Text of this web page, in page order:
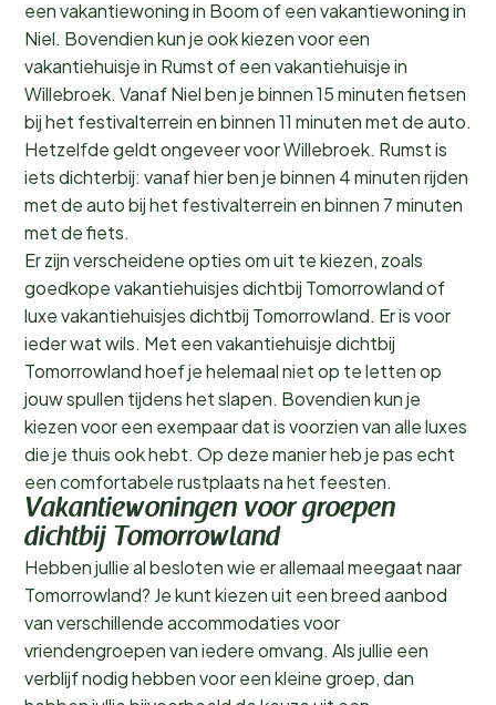
een vakantiewoning in Boom of een vakantiewoning in
Niel. Bovendien kun je ook kiezen voor een
vakantiehuisje in Rumst of een vakantiehuisje in
Willebroek. Vanaf Niel ben je binnen 15 minuten fietsen
bij het festivalterrein en binnen 11 minuten met de auto.
Hetzelfde geldt ongeveer voor Willebroek. Rumst is
iets dichterbij: vanaf hier ben je binnen 4 minuten rijden
met de auto bij het festivalterrein en binnen 7 minuten
met de fiets.
Er zijn verscheidene opties om uit te kiezen, zoals
goedkope vakantiehuisjes dichtbij Tomorrowland of
luxe vakantiehuisjes dichtbij Tomorrowland. Er is voor
ieder wat wils. Met een vakantiehuisje dichtbij
Tomorrowland hoef je helemaal niet op te letten op
jouw spullen tijdens het slapen. Bovendien kun je
kiezen voor een exempaar dat is voorzien van alle luxes
die je thuis ook hebt. Op deze manier heb je pas echt
een comfortabele rustplaats na het feesten.
Vakantiewoningen voor groepen
dichtbij Tomorrowland
Hebben jullie al besloten wie er allemaal meegaat naar
Tomorrowland? Je kunt kiezen uit een breed aanbod
van verschillende accommodaties voor
vriendengroepen van iedere omvang. Als jullie een
verblijf nodig hebben voor een kleine groep, dan